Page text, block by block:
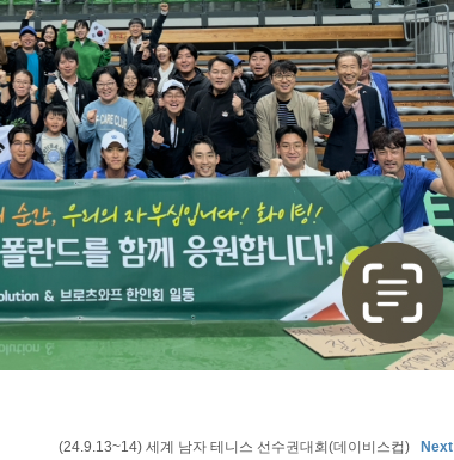
(24.9.13~14) 세계 남자 테니스 선수권대회(데이비스컵) Next